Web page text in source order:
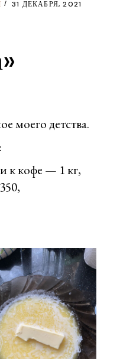
31 ДЕКАБРЯ, 2021
моего детства.
к кофе — 1 кг,